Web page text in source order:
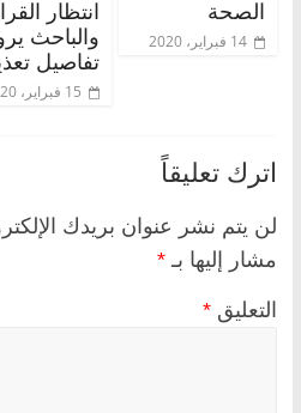
الصحة
14 فبراير، 2020
انتظار
والباحث
تفاصيل
15 فبراير، 2020
اترك تعليقاً
لن يتم نشر عنوان بريدك
مشار إليها بـ *
التعليق *